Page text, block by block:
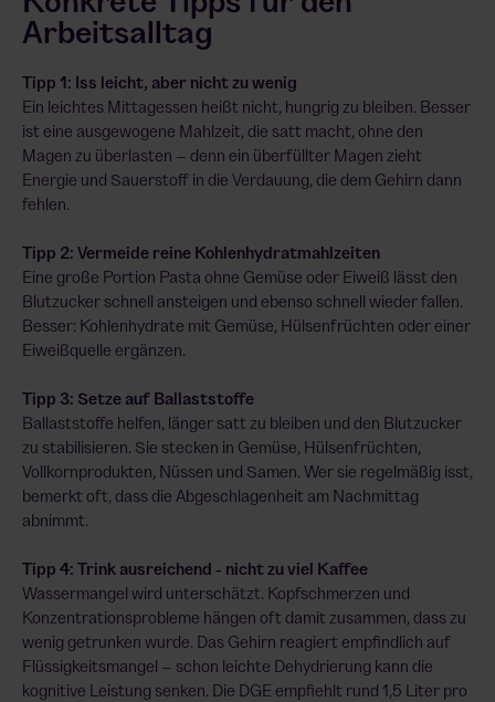
Arbeitsalltag
Tipp 1: Iss leicht, aber nicht zu wenig
Ein leichtes Mittagessen heißt nicht, hungrig zu bleiben. Besser
ist eine ausgewogene Mahlzeit, die satt macht, ohne den
Magen zu überlasten – denn ein überfüllter Magen zieht
Energie und Sauerstoff in die Verdauung, die dem Gehirn dann
fehlen.
Tipp 2: Vermeide reine Kohlenhydratmahlzeiten
Eine große Portion Pasta ohne Gemüse oder Eiweiß lässt den
Blutzucker schnell ansteigen und ebenso schnell wieder fallen.
Besser: Kohlenhydrate mit Gemüse, Hülsenfrüchten oder einer
Eiweißquelle ergänzen.
Tipp 3: Setze auf Ballaststoffe
Ballaststoffe helfen, länger satt zu bleiben und den Blutzucker
zu stabilisieren. Sie stecken in Gemüse, Hülsenfrüchten,
Vollkornprodukten, Nüssen und Samen. Wer sie regelmäßig isst,
bemerkt oft, dass die Abgeschlagenheit am Nachmittag
abnimmt.
Tipp 4: Trink ausreichend - nicht zu viel Kaffee
Wassermangel wird unterschätzt. Kopfschmerzen und
Konzentrationsprobleme hängen oft damit zusammen, dass zu
wenig getrunken wurde. Das Gehirn reagiert empfindlich auf
Flüssigkeitsmangel – schon leichte Dehydrierung kann die
kognitive Leistung senken. Die DGE empfiehlt rund 1,5 Liter pro